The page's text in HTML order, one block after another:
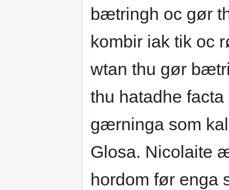
bætringh oc gør
kombir iak tik oc
wtan thu gør
thu hatadhe
gærninga som
Glosa. Nicolaite
hordom før enga